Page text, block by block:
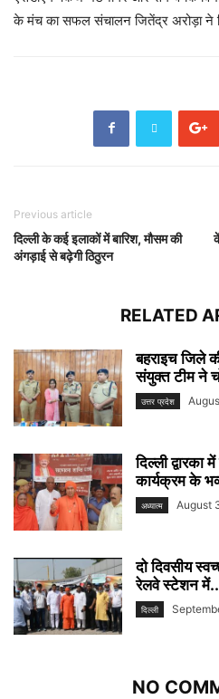
के मंच का सफल संचालन जितेंद्र अरोड़ा ने
Previous article
दिल्ली के कई इलाकों में बारिश, मौसम की
अंगड़ाई से बढ़ेगी ठिठुरन
RELATED
बहराइच जिले
संयुक्त टीम ने
उत्तर प्रदेश
दिल्ली द्वारका
कार्यक्रम के
अध्यात्म August
दो दिवसीय
रेलवे स्टेशन
दिल्ली
NO